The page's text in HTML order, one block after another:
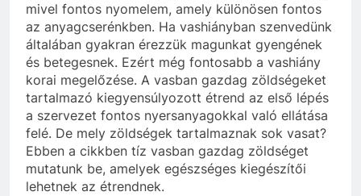
mivel fontos nyomelem, amely különösen fontos
az anyagcserénkben. Ha vashiányban szenvedünk
általában gyakran érezzük magunkat gyengének
és betegesnek. Ezért még fontosabb a vashiány
korai megelőzése. A vasban gazdag zöldségeket
tartalmazó kiegyensúlyozott étrend az első lépés
a szervezet fontos nyersanyagokkal való ellátása
felé. De mely zöldségek tartalmaznak sok vasat?
Ebben a cikkben tíz vasban gazdag zöldséget
mutatunk be, amelyek egészséges kiegészítői
lehetnek az étrendnek.